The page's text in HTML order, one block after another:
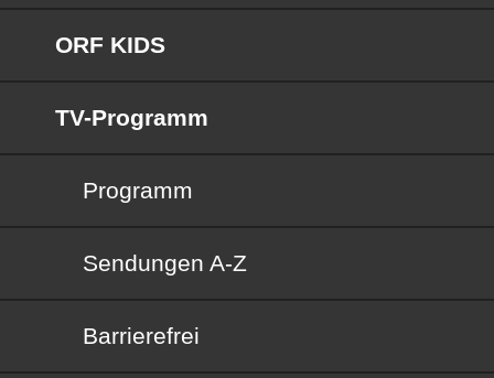
ORF KIDS
TV-Programm
Programm
Sendungen von A bis Z
Sendungen A-Z
Barrierefrei
Barrierefrei